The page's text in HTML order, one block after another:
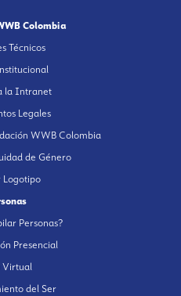
Colombia
Técnicos
la Intranet
Legales
WWB Colombia
de Género
Logotipo
Personas?
Presencial
Virtual
del Ser